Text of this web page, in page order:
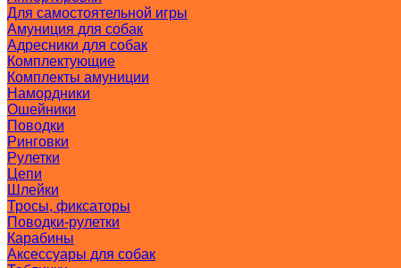
Для самостоятельной игры
Амуниция для собак
Адресники для собак
Комплектующие
Комплекты амуниции
Намордники
Ошейники
Поводки
Ринговки
Рулетки
Цепи
Шлейки
Тросы, фиксаторы
Поводки-рулетки
Карабины
Аксессуары для собак